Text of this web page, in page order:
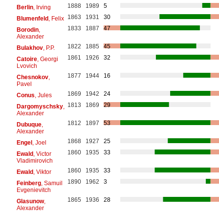
Berlin, Irving 1888 1989
5
Blumenfeld, Felix 1863 1931
30
Borodin,
Alexander
1833 1887 47
Bulakhov, P.P. 1822 1885
45
Catoire, Georgi
Lvovich
1861 1926 32
Chesnokov,
Pavel
1877 1944 16
Conus , Jules 1869 1942
24
Dargomyschsky,
Alexander
1813 1869 29
Dubuque,
Alexander
1812 1897 53
Engel, Joel 1868 1927
25
Ewald, Victor
Vladimirovich
1860 1935 33
Ewald, Viktor 1860 1935
33
Feinberg, Samuil
Evgenievitch
1890 1962 3
Glasunow,
Alexander
1865 1936 28